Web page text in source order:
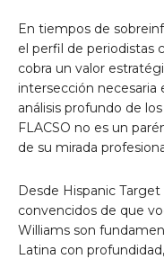
En tiempos de
el perfil de periodistas
cobra un valor
intersección
análisis profundo de
FLACSO no es un
de su mirada
Desde Hispanic
convencidos de que
Williams son
Latina con